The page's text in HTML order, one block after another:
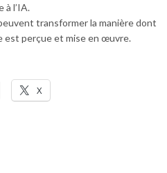
à l’IA.
transformer la manière dont
est perçue et mise en œuvre.
X